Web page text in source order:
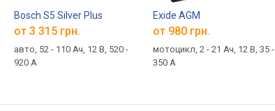
Bosch S5 Silver Plus
от 3 315 грн.
авто, 52 - 110 Ач, 12 В, 520 -
920 А
Exide AGM
от 980 грн.
мотоцикл, 2 - 21 Ач, 12 В, 35 -
350 А